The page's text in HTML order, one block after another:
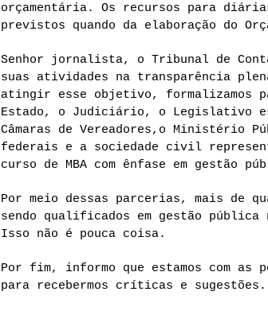
orçamentária. Os recursos para
previstos quando da elaboração do
Senhor jornalista, o Tribunal de
suas atividades na transparência
atingir esse objetivo, formalizamos
Estado, o Judiciário, o Legislativo
Câmaras de Vereadores,o Ministério
federais e a sociedade civil
curso de MBA com ênfase em gestão
Por meio dessas parcerias, mais de
sendo qualificados em gestão pública
Isso não é pouca coisa.
Por fim, informo que estamos com
para recebermos críticas e sugestões.